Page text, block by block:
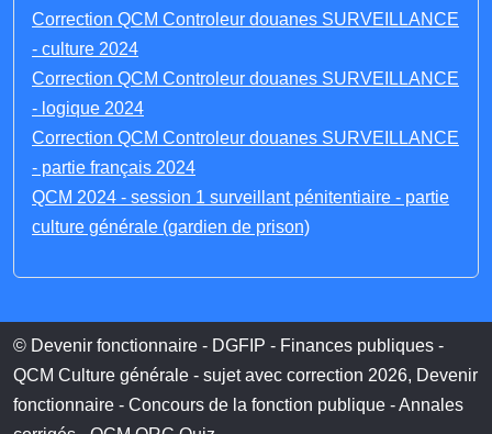
Correction QCM Controleur douanes SURVEILLANCE
- culture 2024
Correction QCM Controleur douanes SURVEILLANCE
- logique 2024
Correction QCM Controleur douanes SURVEILLANCE
- partie français 2024
QCM 2024 - session 1 surveillant pénitentiaire - partie
culture générale (gardien de prison)
© Devenir fonctionnaire - DGFIP - Finances publiques -
QCM Culture générale - sujet avec correction 2026, Devenir
fonctionnaire - Concours de la fonction publique - Annales